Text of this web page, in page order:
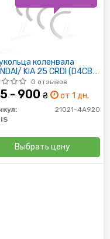
коленвала
KIA 25 CRDI (D4CB)
4A920 (4 шт)
0 отзывов
- 900 ₴ от 1 дн.
21021-4A920
Выбрать цену